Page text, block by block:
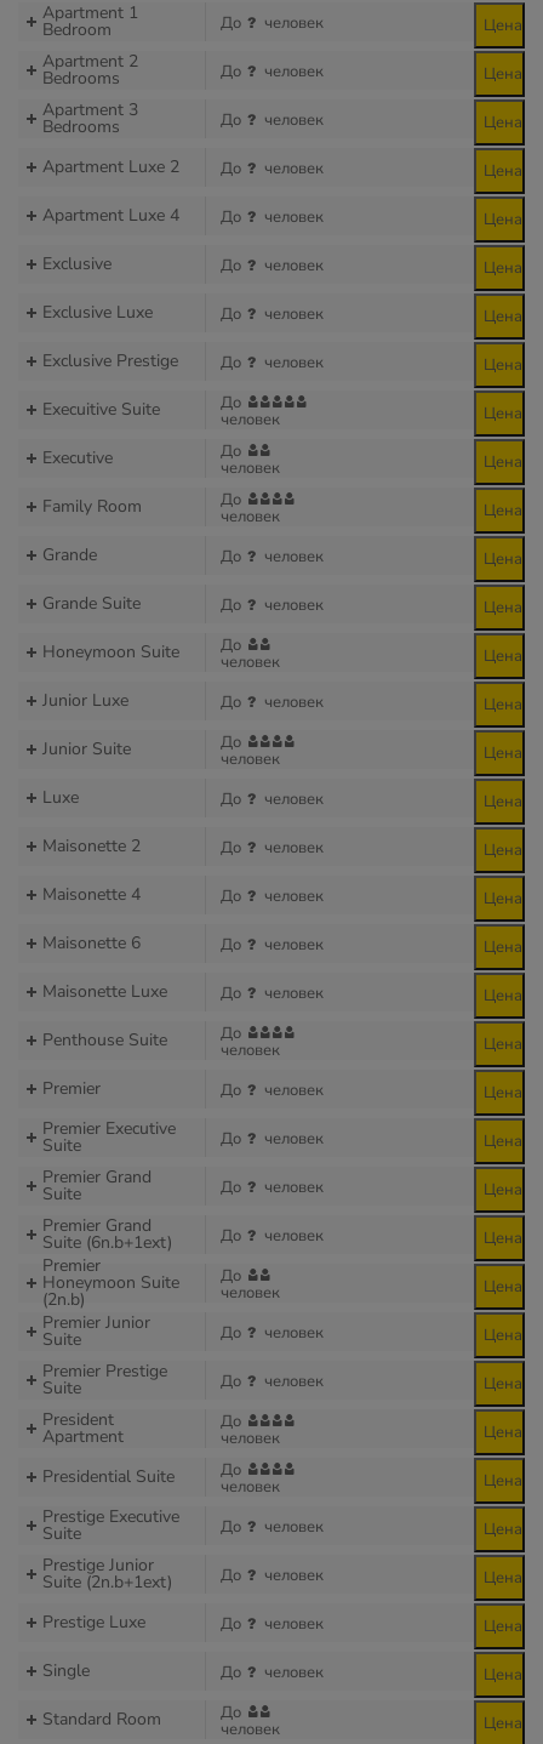
Apartment 1
Bedroom До человек Цена
Apartment 2
Bedrooms До человек Цена
Apartment 3
Bedrooms До человек Цена
Apartment Luxe 2 До человек Цена
Apartment Luxe 4 До человек Цена
Exclusive До человек Цена
Exclusive Luxe До человек Цена
Exclusive Prestige До человек Цена
Execuitive Suite До
человек Цена
Executive До
человек Цена
Family Room До
человек Цена
Grande До человек Цена
Grande Suite До человек Цена
Honeymoon Suite До
человек Цена
Junior Luxe До человек Цена
Junior Suite До
человек Цена
Luxe До человек Цена
Maisonette 2 До человек Цена
Maisonette 4 До человек Цена
Maisonette 6 До человек Цена
Maisonette Luxe До человек Цена
Penthouse Suite До
человек Цена
Premier До человек Цена
Premier Executive
Suite До человек Цена
Premier Grand
Suite До человек Цена
Premier Grand
Suite (6n.b+1ext) До человек Цена
Premier
Honeymoon Suite
(2n.b)
До
человек Цена
Premier Junior
Suite До человек Цена
Premier Prestige
Suite До человек Цена
President
Apartment
До
человек Цена
Presidential Suite До
человек Цена
Prestige Executive
Suite До человек Цена
Prestige Junior
Suite (2n.b+1ext) До человек Цена
Prestige Luxe До человек Цена
Single До человек Цена
Standard Room До
человек Цена